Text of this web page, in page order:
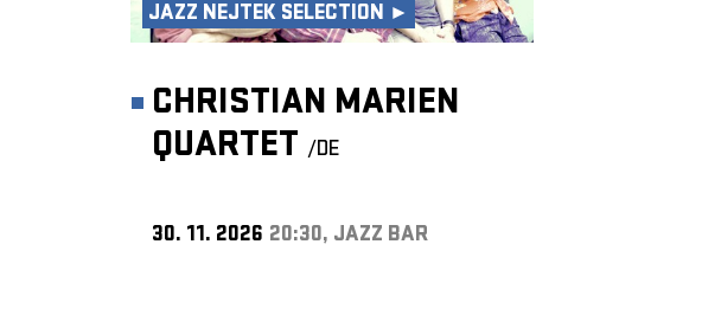
JAZZ NEJTEK SELECTION ►
CHRISTIAN MARIEN
QUARTET /DE
30. 11. 2026 20:30, JAZZ BAR